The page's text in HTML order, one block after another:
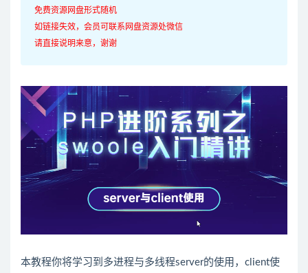
免费资源网盘形式随机
如链接失效，会员可联系网盘资源处微信
请直接说明来意，谢谢
本教程你将学习到多进程与多线程server的使用，client使